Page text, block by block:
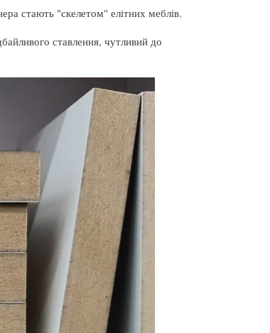
стають "скелетом" елітних меблів.
ставлення, чутливий до